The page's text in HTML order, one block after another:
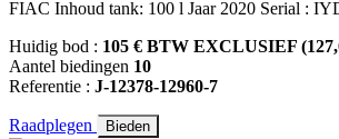
FIAC Inhoud tank: 100 l Jaar 2020 Serial :
Huidig bod : 105 € BTW EXCLUSIEF
Aantel biedingen 10
Referentie : J-12378-12960-7
Raadplegen Bieden